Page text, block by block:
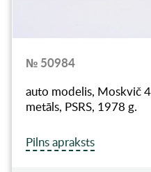
№ 50984
auto modelis, Moskvič
metāls, PSRS, 1978 g.
Pilns apraksts